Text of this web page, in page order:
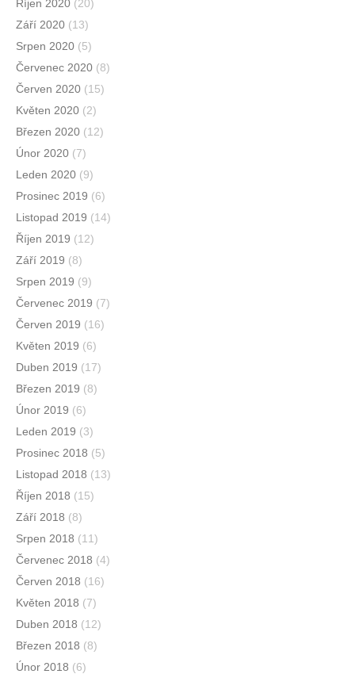
Říjen 2020 (20)
Září 2020 (13)
Srpen 2020 (5)
Červenec 2020 (8)
Červen 2020 (15)
Květen 2020 (2)
Březen 2020 (12)
Únor 2020 (7)
Leden 2020 (9)
Prosinec 2019 (6)
Listopad 2019 (14)
Říjen 2019 (12)
Září 2019 (8)
Srpen 2019 (9)
Červenec 2019 (7)
Červen 2019 (16)
Květen 2019 (6)
Duben 2019 (17)
Březen 2019 (8)
Únor 2019 (6)
Leden 2019 (3)
Prosinec 2018 (5)
Listopad 2018 (13)
Říjen 2018 (15)
Září 2018 (8)
Srpen 2018 (11)
Červenec 2018 (4)
Červen 2018 (16)
Květen 2018 (7)
Duben 2018 (12)
Březen 2018 (8)
Únor 2018 (6)